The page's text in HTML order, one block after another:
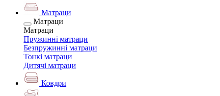
Матраци
Матраци
Матраци
Пружинні матраци
Безпружинні матраци
Тонкі матраци
Дитячі матраци
Ковдри